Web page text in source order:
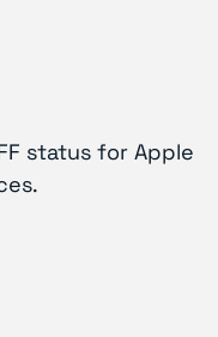
status for Apple